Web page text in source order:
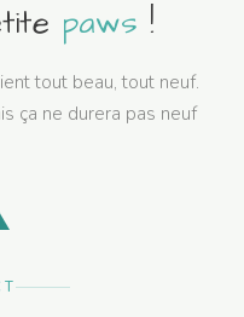
paws !
tout beau, tout neuf.
ça ne durera pas neuf